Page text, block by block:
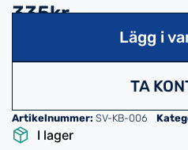
335kr
Lägg i
TA
Artikelnummer: SV-KB-006
I lager